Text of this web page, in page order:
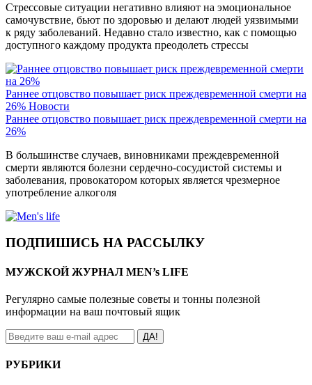
Стрессовые ситуации негативно влияют на эмоциональное
самочувствие, бьют по здоровью и делают людей уязвимыми
к ряду заболеваний. Недавно стало известно, как с помощью
доступного каждому продукта преодолеть стрессы
Раннее отцовство повышает риск преждевременной смерти на
26% Новости
Раннее отцовство повышает риск преждевременной смерти на
26%
В большинстве случаев, виновниками преждевременной
смерти являются болезни сердечно-сосудистой системы и
заболевания, провокатором которых является чрезмерное
употребление алкоголя
ПОДПИШИСЬ НА РАССЫЛКУ
МУЖСКОЙ ЖУРНАЛ MEN’s LIFE
Регулярно самые полезные советы и тонны полезной
информации на ваш почтовый ящик
ДА!
РУБРИКИ